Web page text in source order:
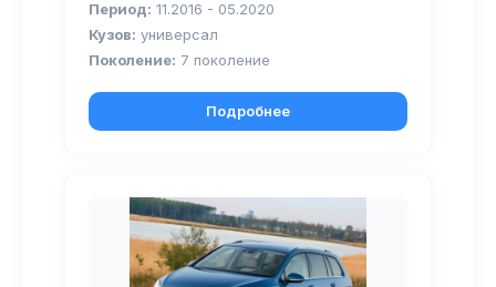
Период: 11.2016 - 05.2020
Кузов: универсал
Поколение: 7 поколение
Подробнее